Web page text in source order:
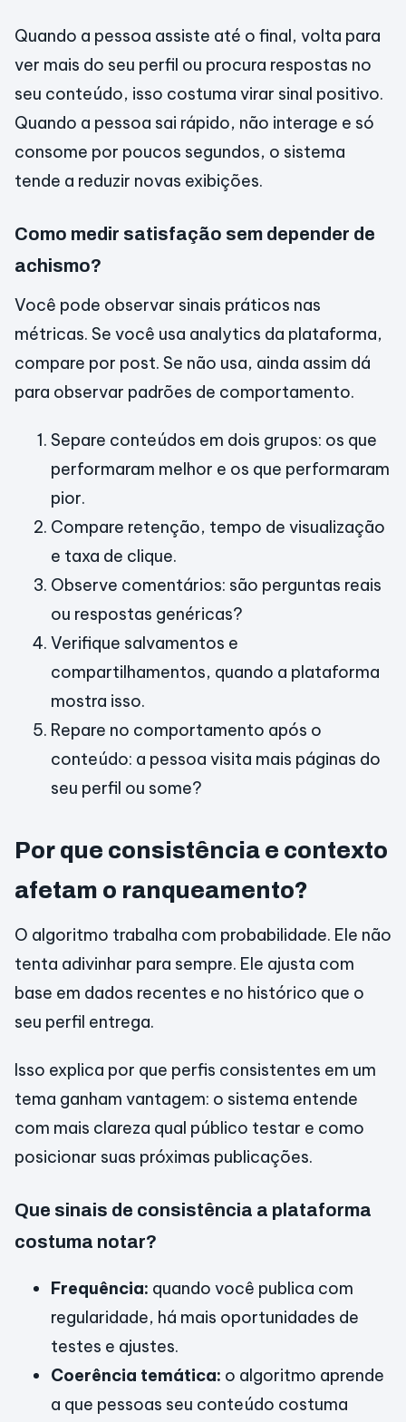
Quando a pessoa assiste até o final, volta para
ver mais do seu perfil ou procura respostas no
seu conteúdo, isso costuma virar sinal positivo.
Quando a pessoa sai rápido, não interage e só
consome por poucos segundos, o sistema
tende a reduzir novas exibições.
Como medir satisfação sem depender de
achismo?
Você pode observar sinais práticos nas
métricas. Se você usa analytics da plataforma,
compare por post. Se não usa, ainda assim dá
para observar padrões de comportamento.
Separe conteúdos em dois grupos: os que
performaram melhor e os que performaram
pior.
Compare retenção, tempo de visualização
e taxa de clique.
Observe comentários: são perguntas reais
ou respostas genéricas?
Verifique salvamentos e
compartilhamentos, quando a plataforma
mostra isso.
Repare no comportamento após o
conteúdo: a pessoa visita mais páginas do
seu perfil ou some?
Por que consistência e contexto
afetam o ranqueamento?
O algoritmo trabalha com probabilidade. Ele não
tenta adivinhar para sempre. Ele ajusta com
base em dados recentes e no histórico que o
seu perfil entrega.
Isso explica por que perfis consistentes em um
tema ganham vantagem: o sistema entende
com mais clareza qual público testar e como
posicionar suas próximas publicações.
Que sinais de consistência a plataforma
costuma notar?
Frequência: quando você publica com
regularidade, há mais oportunidades de
testes e ajustes.
Coerência temática: o algoritmo aprende
a que pessoas seu conteúdo costuma